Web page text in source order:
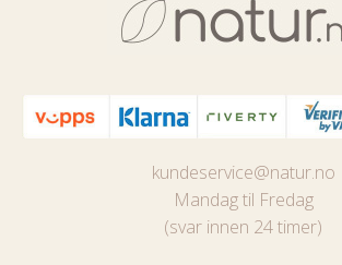
kundeservice@natur.no
Mandag til Fredag
(svar innen 24 timer)